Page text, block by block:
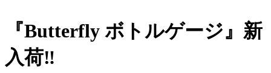
『Butterfly ボトルゲージ』新
入荷‼︎